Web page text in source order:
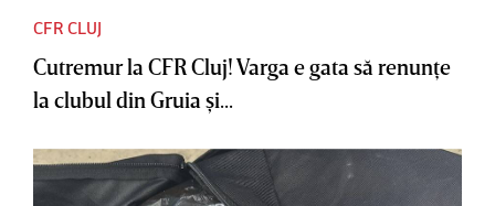
CFR CLUJ
Cutremur la CFR Cluj! Varga e gata să renunţe
la clubul din Gruia şi...